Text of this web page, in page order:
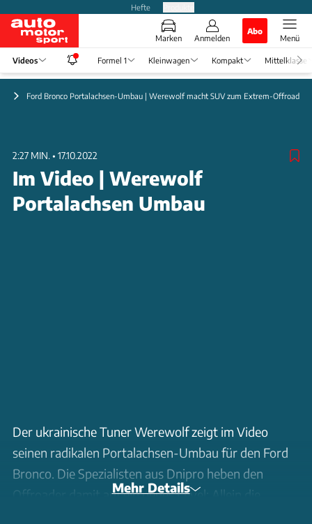
Hefte
Marken Anmelden
Abo
Menü
Videos Formel 1 Kleinwagen Kompakt Mittelklasse
Ford Bronco Portalachsen-Umbau | Werewolf macht SUV zum Extrem-Offroader
2:27 MIN. • 17.10.2022
Im Video | Werewolf
Portalachsen Umbau
Der ukrainische Tuner Werewolf zeigt im Video
seinen radikalen Portalachsen-Umbau für den Ford
Bronco. Die Spezialisten aus Dnipro heben den
Offroader damit auf ein neues Level: Allein die
Mehr Details